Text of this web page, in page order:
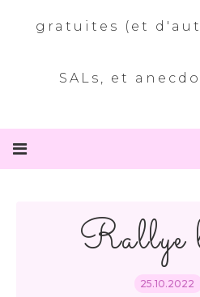
gratuites (et
SALs, et
Rallye
25.10.2022